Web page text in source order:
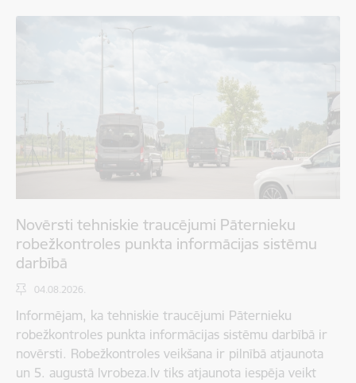
Novērsti tehniskie traucējumi Pāternieku
robežkontroles punkta informācijas sistēmu
darbībā
04.08.2026.
Informējam, ka tehniskie traucējumi Pāternieku
robežkontroles punkta informācijas sistēmu darbībā ir
novērsti. Robežkontroles veikšana ir pilnībā atjaunota
un 5. augustā lvrobeza.lv tiks atjaunota iespēja veikt